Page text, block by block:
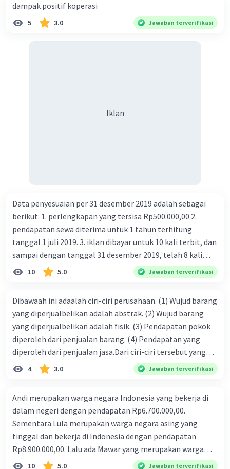
dampak positif koperasi
5 3.0 Jawaban terverifikasi
Iklan
Data penyesuaian per 31 desember 2019 adalah sebagai
berikut: 1. perlengkapan yang tersisa Rp500.000,00 2.
pendapatan sewa diterima untuk 1 tahun terhitung
tanggal 1 juli 2019. 3. iklan dibayar untuk 10 kali terbit, dan
sampai dengan tanggal 31 desember 2019, telah 8 kali
terbit. 4. gaji terutang untuk periode berjalan sebesar
Rp800.000,00 dari data di atas, pencatatan jurnal pembalik
10 5.0 Jawaban terverifikasi
Dibawaah ini adaalah ciri-ciri perusahaan. (1) Wujud barang
yang diperjualbelikan adalah abstrak. (2) Wujud barang
yang diperjualbelikan adalah fisik. (3) Pendapatan pokok
diperoleh dari penjualan barang. (4) Pendapatan yang
diperoleh dari penjualan jasa.Dari ciri-ciri tersebut yang
merupakan ciri dari perusahaan dagang ditunjukan pada
nomor…. a. 1 dan 3 b. 3 dan 4 c. 2 dan 3 d. 1 dan 2 e. 2 dan 4
4 3.0 Jawaban terverifikasi
Andi merupakan warga negara Indonesia yang bekerja di
dalam negeri dengan pendapatan Rp6.700.000,00.
Sementara Lula merupakan warga negara asing yang
tinggal dan bekerja di Indonesia dengan pendapatan
Rp8.900.000,00. Lalu ada Mawar yang merupakan warga
negara Indonesia yang tinggal dan bekerja di luar negeri
10 5.0 Jawaban terverifikasi